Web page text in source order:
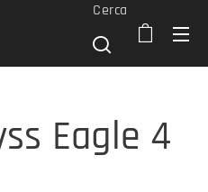
Cerca
Eagle 4